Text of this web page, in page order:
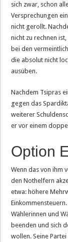
sich zwar, schon
Versprechungen
nicht gerollt.
nicht zu rechnen
bei den
die absolut nicht
ausüben.
Nachdem Tsipras
gegen das
weiterer
er vor einem
Option
Wenn das von ihm
den Nothelfern
etwa: höhere
Wählerinnen und
beenden und sich
wollen. Seine